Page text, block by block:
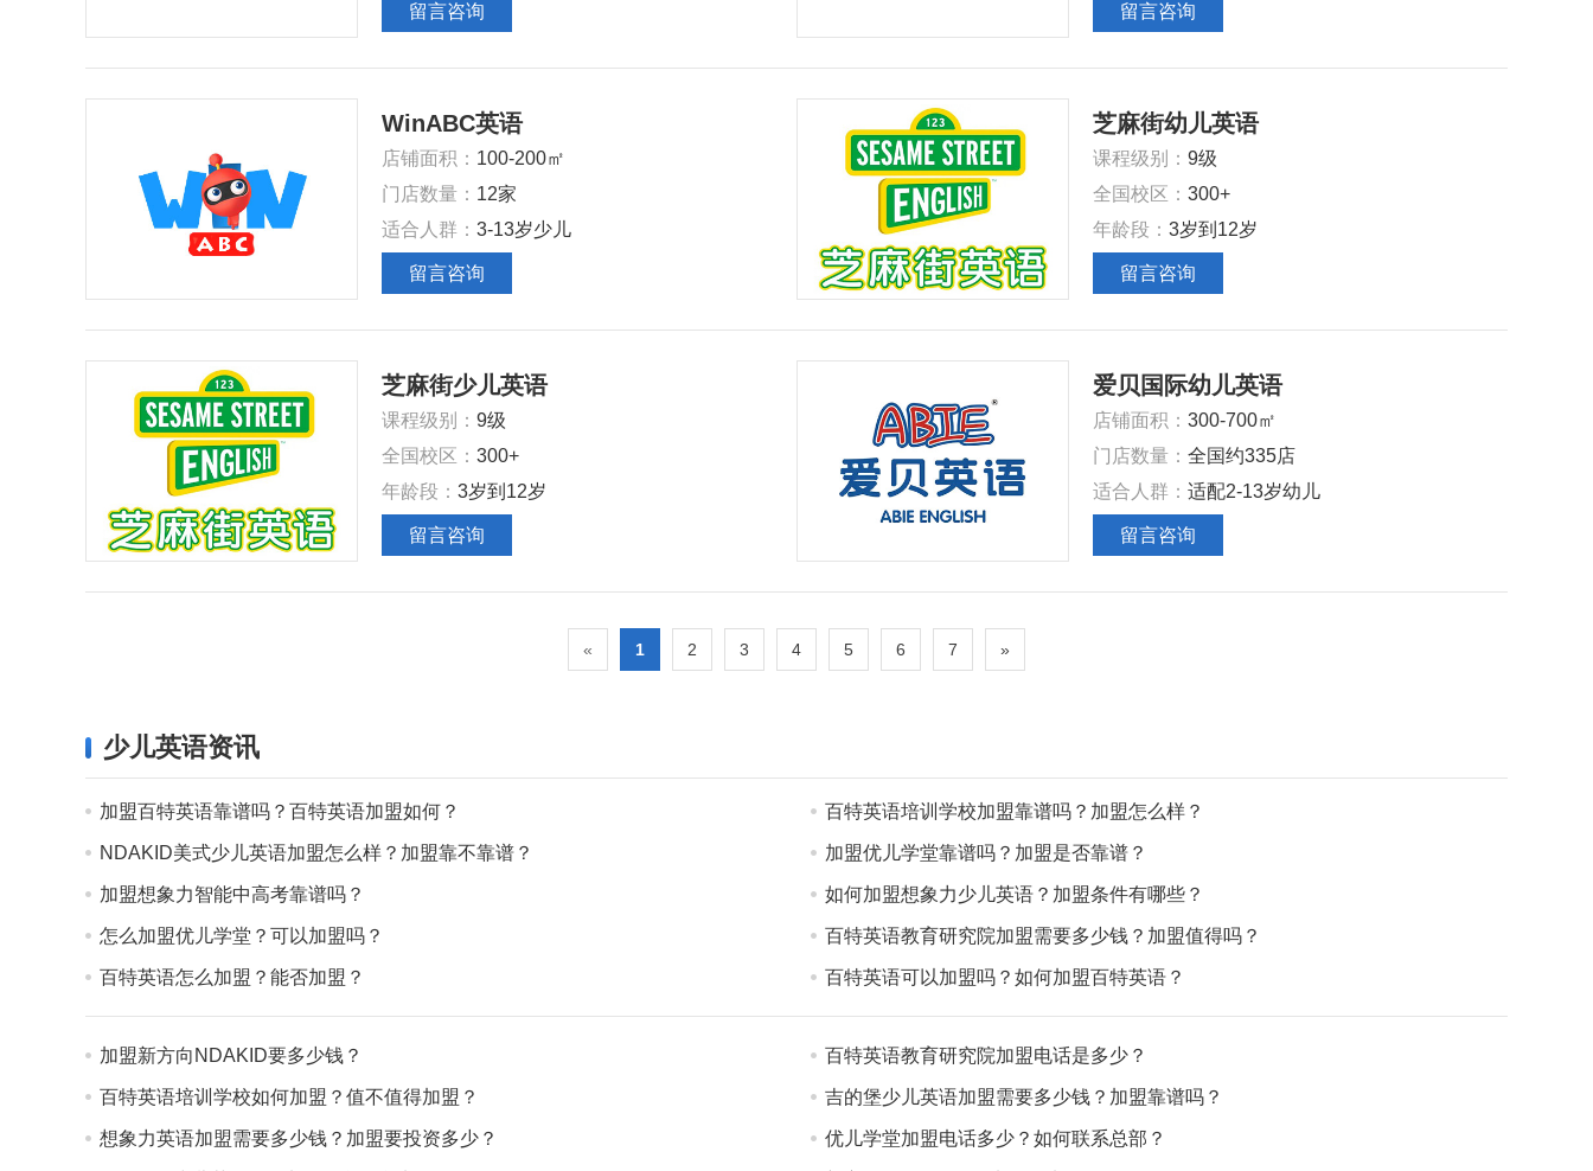
留言咨询 留言咨询
WinABC英语
‌店铺面积‌： 100-200㎡
‌门店数量‌： 12家
‌适合人群‌： 3-13岁少儿
留言咨询
芝麻街幼儿英语
课程级别： 9级
全国校区： 300+
年龄段： 3岁到12岁
留言咨询
芝麻街少儿英语
课程级别： 9级
全国校区： 300+
年龄段： 3岁到12岁
留言咨询
爱贝国际幼儿英语
店铺面积： 300-700㎡
门店数量： 全国约335店
适合人群： 适配2-13岁幼儿
留言咨询
« 1 2 3 4 5 6 7 »
少儿英语资讯
加盟百特英语靠谱吗？百特英语加盟如何？ 百特英语培训学校加盟靠谱吗？加盟怎么样？
NDAKID美式少儿英语加盟怎么样？加盟靠不靠谱？ 加盟优儿学堂靠谱吗？加盟是否靠谱？
加盟想象力智能中高考靠谱吗？ 如何加盟想象力少儿英语？加盟条件有哪些？
怎么加盟优儿学堂？可以加盟吗？ 百特英语教育研究院加盟需要多少钱？加盟值得吗？
百特英语怎么加盟？能否加盟？ 百特英语可以加盟吗？如何加盟百特英语？
加盟新方向NDAKID要多少钱？ 百特英语教育研究院加盟电话是多少？
百特英语培训学校如何加盟？值不值得加盟？ 吉的堡少儿英语加盟需要多少钱？加盟靠谱吗？
想象力英语加盟需要多少钱？加盟要投资多少？ 优儿学堂加盟电话多少？如何联系总部？